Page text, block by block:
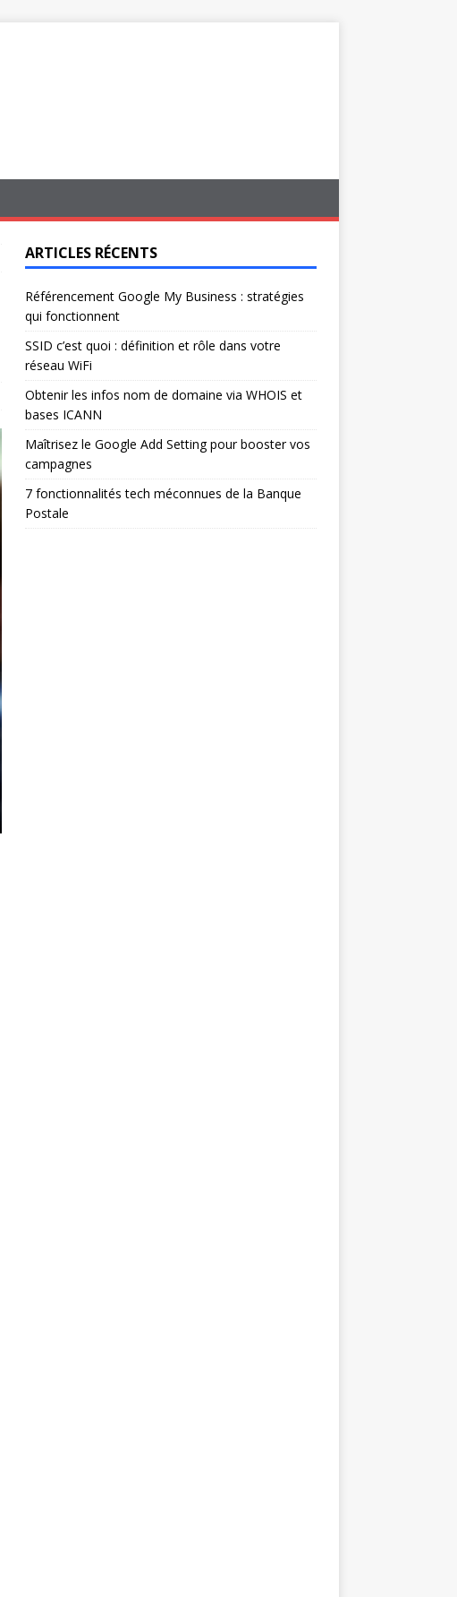
ARTICLES RÉCENTS
Référencement Google My Business : stratégies
qui fonctionnent
SSID c’est quoi : définition et rôle dans votre
réseau WiFi
Obtenir les infos nom de domaine via WHOIS et
bases ICANN
Maîtrisez le Google Add Setting pour booster vos
campagnes
7 fonctionnalités tech méconnues de la Banque
Postale